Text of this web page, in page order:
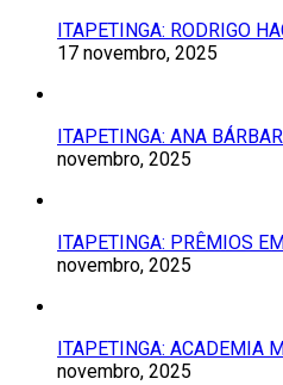
ITAPETINGA: RODRIGO
17 novembro, 2025
ITAPETINGA: ANA
novembro, 2025
ITAPETINGA: PRÊMIOS
novembro, 2025
ITAPETINGA: ACADEMIA
novembro, 2025